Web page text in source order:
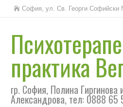
София, ул. Св. Георги
практика
гр. София, Полина Гиргинова
Александрова, тел: 0888